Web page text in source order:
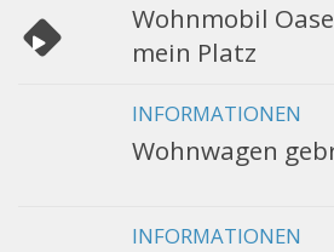
Wohnmobil
mein Platz
INFORMATIONEN
Wohnwagen
INFORMATIONEN